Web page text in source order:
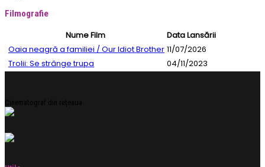
Filmografie
Nume Film
Data Lansării
Oaia neagră a familiei / Our Idiot Brother 11/07/2026
Trolii: Se strânge trupa
04/11/2023
Cinematograf din rețeaua